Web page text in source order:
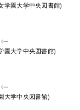
学園大学中央図書館)
ー
園大学中央図書館)
ー
大学中央図書館)